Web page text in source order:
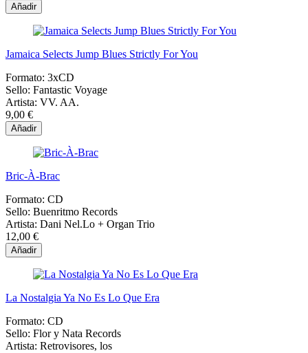
Añadir
Jamaica Selects Jump Blues Strictly For You
Formato: 3xCD
Sello: Fantastic Voyage
Artista: VV. AA.
9,00 €
Añadir
Bric-À-Brac
Formato: CD
Sello: Buenritmo Records
Artista: Dani Nel.Lo + Organ Trio
12,00 €
Añadir
La Nostalgia Ya No Es Lo Que Era
Formato: CD
Sello: Flor y Nata Records
Artista: Retrovisores, los